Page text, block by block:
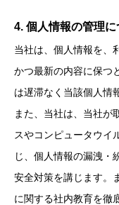
4. 個人情報の管理に
当社は、個人情報を、
かつ最新の内容に保つ
は遅滞なく当該個人情
また、当社は、当社が
スやコンピュータウイ
じ、個人情報の漏洩・
安全対策を講じます。
に関する社内教育を徹